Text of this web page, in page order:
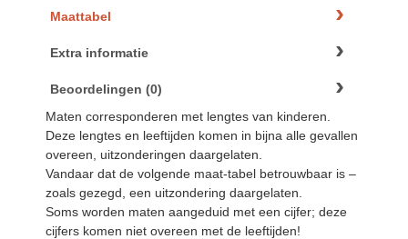
Maattabel
Extra informatie
Beoordelingen (0)
Maten corresponderen met lengtes van kinderen.
Deze lengtes en leeftijden komen in bijna alle gevallen
overeen, uitzonderingen daargelaten.
Vandaar dat de volgende maat-tabel betrouwbaar is –
zoals gezegd, een uitzondering daargelaten.
Soms worden maten aangeduid met een cijfer; deze
cijfers komen niet overeen met de leeftijden!